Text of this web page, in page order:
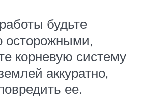
будьте
осторожными,
корневую систему
аккуратно,
ее.